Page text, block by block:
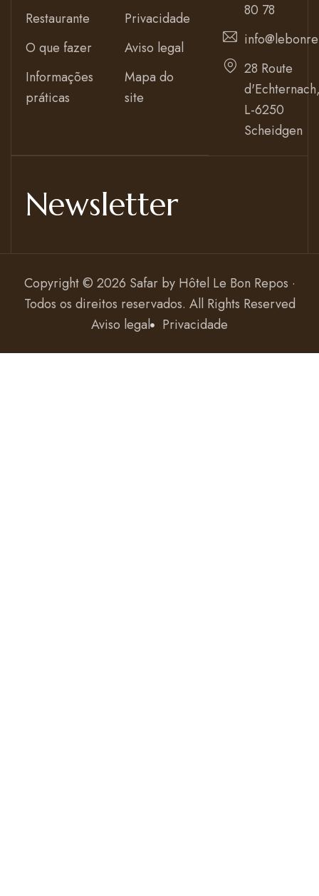
Restaurante
O que fazer
Informações
práticas
Privacidade
Aviso legal
Mapa do
site
80 78
28 Route
L-6250
Scheidgen
Newsletter
Copyright © 2026 Safar by Hôtel Le Bon Repos ·
Todos os direitos reservados. All Rights Reserved
Aviso legal
Privacidade